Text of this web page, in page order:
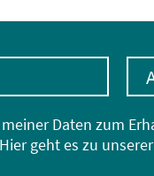
Daten zum
geht es zu unserer